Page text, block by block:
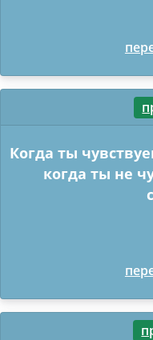
Когда ты
когда ты не